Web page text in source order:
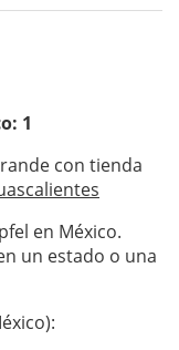
1
con tienda
en México.
un estado o una